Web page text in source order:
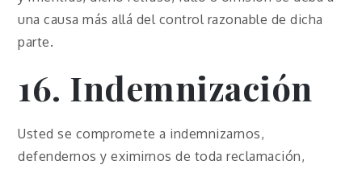
una causa más allá del control razonable de dicha
parte.
16. Indemnización
Usted se compromete a indemnizarnos,
defendernos y eximirnos de toda reclamación,